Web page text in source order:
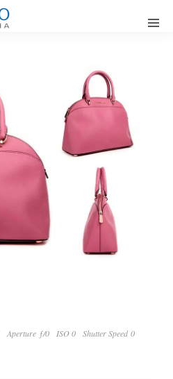
Aperture ƒ/0 ISO 0 Shutter Speed 0